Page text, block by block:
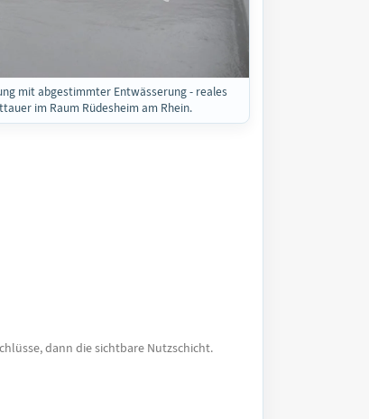
mit abgestimmter Entwässerung - reales
im Raum Rüdesheim am Rhein.
dann die sichtbare Nutzschicht.